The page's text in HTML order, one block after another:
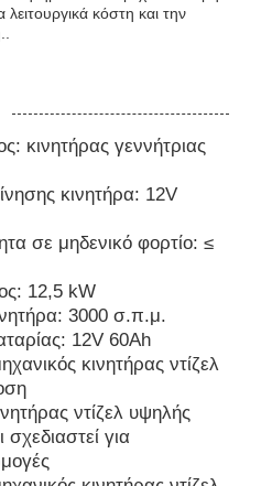
κόστη και την
κινητήρας γεννήτριας
κινητήρα: 12V
σε μηδενικό φορτίο: ≤
12,5 kW
3000 σ.π.μ.
12V 60Ah
κινητήρας ντίζελ
ντίζελ υψηλής
για